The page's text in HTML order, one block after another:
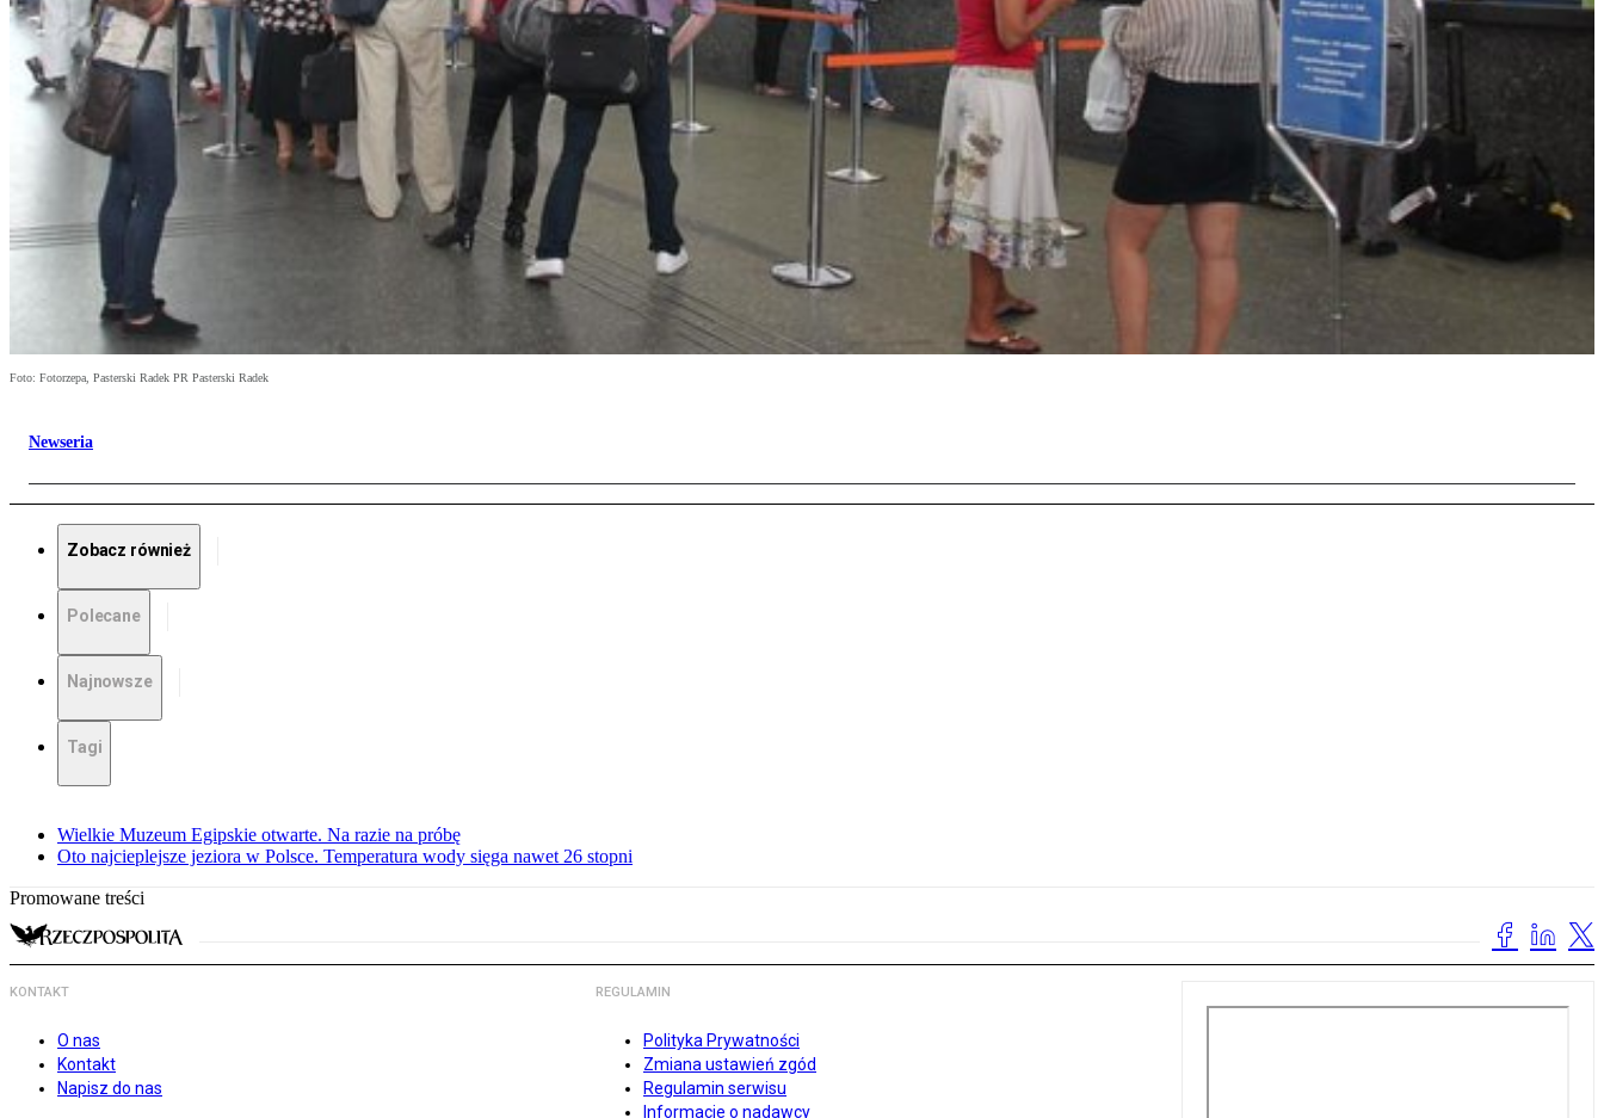
Foto: Fotorzepa, Pasterski Radek PR Pasterski Radek
Newseria
Zobacz również
Polecane
Najnowsze
Tagi
Wielkie Muzeum Egipskie otwarte. Na razie na próbę
Oto najcieplejsze jeziora w Polsce. Temperatura wody sięga nawet 26 stopni
Promowane treści
KONTAKT
O nas
Kontakt
Napisz do nas
REGULAMIN
Polityka Prywatności
Zmiana ustawień zgód
Regulamin serwisu
Informacje o nadawcy